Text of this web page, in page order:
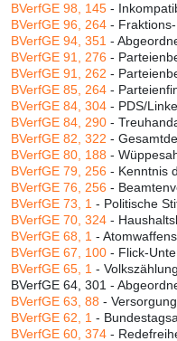
BVerfGE 98, 145 -
BVerfGE 96, 264 -
BVerfGE 94, 351 -
BVerfGE 91, 276 -
BVerfGE 91, 262 -
BVerfGE 85, 264 -
BVerfGE 84, 304 - PDS/
BVerfGE 84, 290 -
BVerfGE 82, 322 -
BVerfGE 80, 188 -
BVerfGE 79, 256 - Kenntnis
BVerfGE 76, 256 -
BVerfGE 73, 1 - Politische
BVerfGE 70, 324 -
BVerfGE 68, 1 -
BVerfGE 67, 100 - Flick-
BVerfGE 65, 1 - Volkszählung
BVerfGE 64, 301 -
BVerfGE 63, 88 -
BVerfGE 62, 1 -
BVerfGE 60, 374 -